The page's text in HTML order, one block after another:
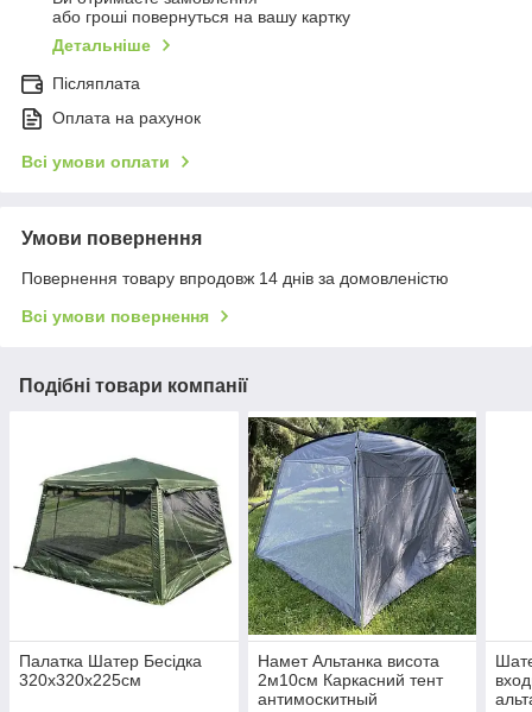
або гроші повернуться на вашу картку
Детальніше
Післяплата
Оплата на рахунок
Всі умови оплати
Умови повернення
Повернення товару впродовж 14 днів за домовленістю
Всі умови повернення
Подібні товари компанії
Палатка Шатер Бесідка
320х320х225см
Намет Альтанка висота
2м10см Каркасний тент
антимоскитный